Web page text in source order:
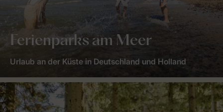
Ferienparks am Meer
Urlaub an der Küste in Deutschland und Holland